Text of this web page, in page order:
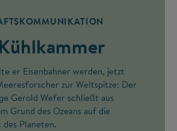
er Eisenbahner werden, jetzt
zur Weltspitze: Der
Gerold Wefer schließt aus
Grund des Ozeans auf die
Planeten.